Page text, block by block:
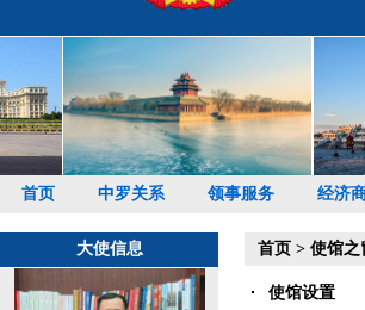
首页 中罗关系 领事服务 经济
大使信息 首页 > 使馆之
使馆设置